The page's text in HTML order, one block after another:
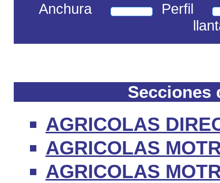
Anchura
Perfil
Secciones
AGRICOLAS
AGRICOLAS
AGRICOLAS